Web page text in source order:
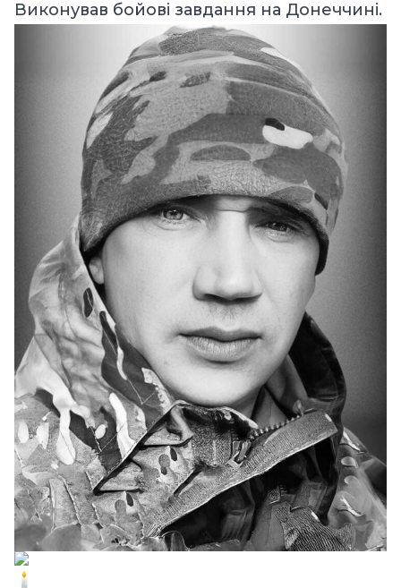
Виконував бойові завдання на Донеччині.